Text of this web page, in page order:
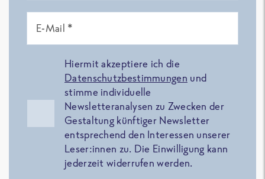
E-Mail *
Hiermit akzeptiere ich die
Datenschutzbestimmungen und
stimme individuelle
Newsletteranalysen zu Zwecken der
Gestaltung künftiger Newsletter
entsprechend den Interessen unserer
Leser:innen zu. Die Einwilligung kann
jederzeit widerrufen werden.